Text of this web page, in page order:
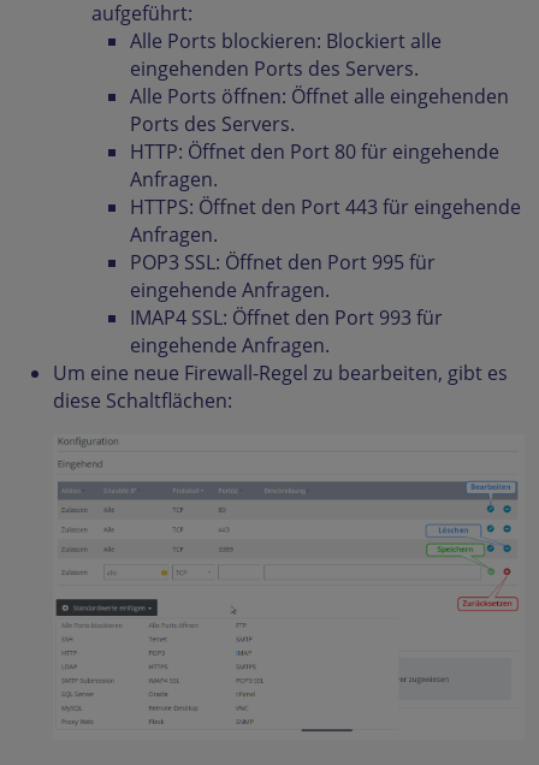
aufgeführt:
Alle Ports blockieren: Blockiert alle
eingehenden Ports des Servers.
Alle Ports öffnen: Öffnet alle eingehenden
Ports des Servers.
HTTP: Öffnet den Port 80 für eingehende
Anfragen.
HTTPS: Öffnet den Port 443 für eingehende
Anfragen.
POP3 SSL: Öffnet den Port 995 für
eingehende Anfragen.
IMAP4 SSL: Öffnet den Port 993 für
eingehende Anfragen.
Um eine neue Firewall-Regel zu bearbeiten, gibt es
diese Schaltflächen: